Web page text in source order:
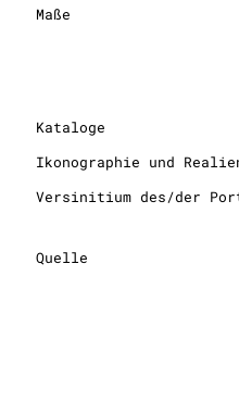
Maße
Kataloge
Ikonographie und
Versinitium des/der
Quelle